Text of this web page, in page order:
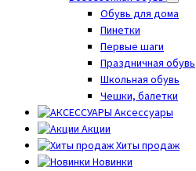
Обувь для дома
Пинетки
Первые шаги
Праздничная обувь
Школьная обувь
Чешки, балетки
Аксессуары
Акции
Хиты продаж
Новинки